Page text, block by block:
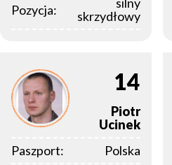
Pozycja:
skrzydłowy
14
Piotr
Ucinek
Paszport:
Polska